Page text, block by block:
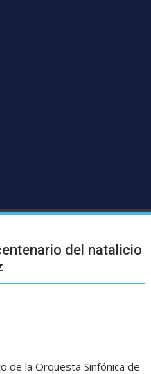
del natalicio
de la Orquesta Sinfónica de